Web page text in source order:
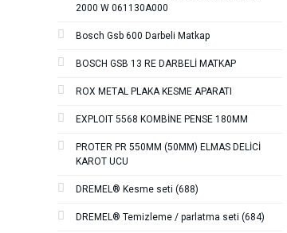
2000 W 061130A000
Bosch Gsb 600 Darbeli Matkap
BOSCH GSB 13 RE DARBELİ MATKAP
ROX METAL PLAKA KESME APARATI
EXPLOIT 5568 KOMBİNE PENSE 180MM
PROTER PR 550MM (50MM) ELMAS DELİCİ
KAROT UCU
DREMEL® Kesme seti (688)
DREMEL® Temizleme / parlatma seti (684)